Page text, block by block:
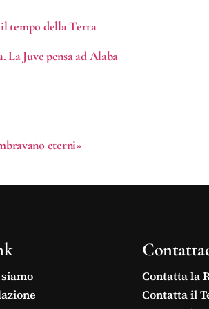
tempo della Terra
Juve pensa ad Alaba
eterni»
Contatta la
Contatta il